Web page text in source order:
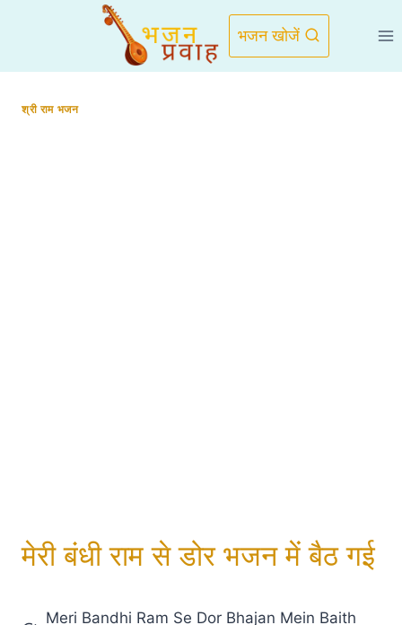
भजन खोजें
श्री राम भजन
मेरी बंधी राम से डोर भजन में बैठ गई
Meri Bandhi Ram Se Dor Bhajan Mein Baith